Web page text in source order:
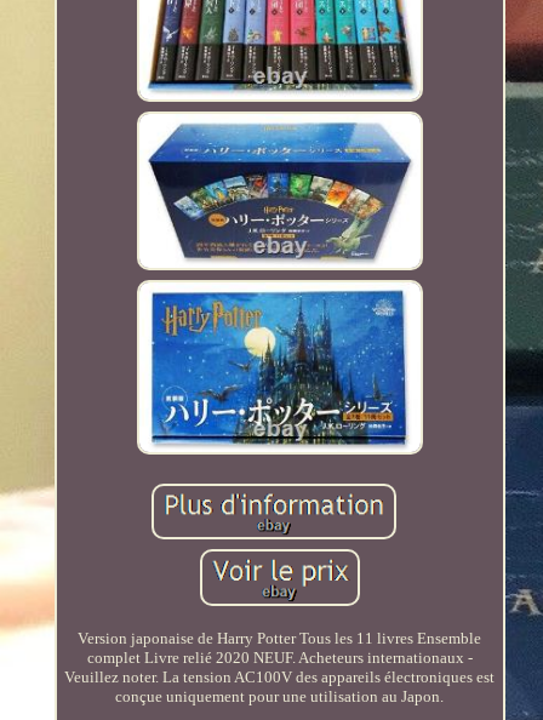
Version japonaise de Harry Potter Tous les 11 livres Ensemble
complet Livre relié 2020 NEUF. Acheteurs internationaux -
Veuillez noter. La tension AC100V des appareils électroniques est
conçue uniquement pour une utilisation au Japon.